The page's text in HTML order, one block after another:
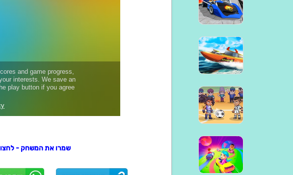
שמרו את המשחק - לחצו Ctrl+D כדי לשמור במועדפים או שתפו עם חברים